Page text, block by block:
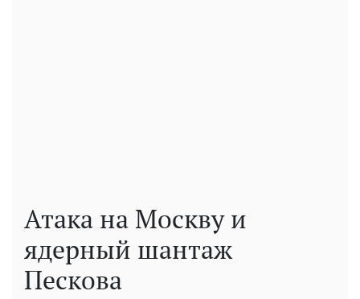
Атака на Москву и
ядерный шантаж
Пескова